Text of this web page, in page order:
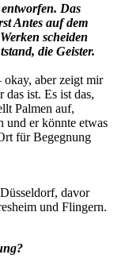
Das
Antes auf dem
scheiden
die Geister.
okay, aber zeigt mir
ist. Es ist das,
Palmen auf,
und er könnte etwas
für Begegnung
davor
und Flingern.